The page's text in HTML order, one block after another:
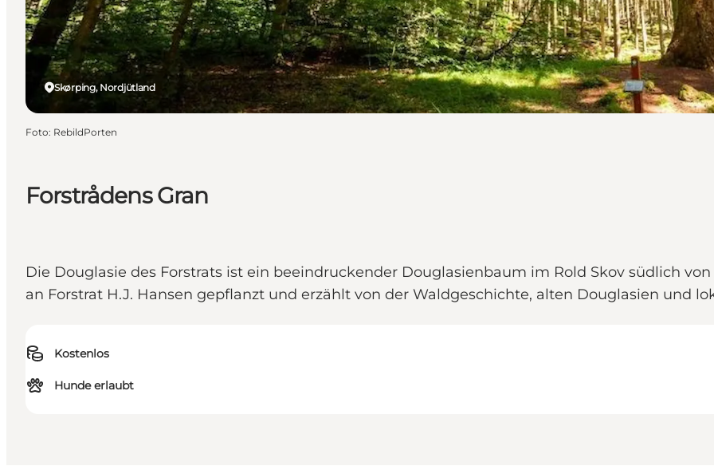
Forstrådens Gran
Die Douglasie des Forstrats ist ein beeindruckender Douglasienbaum im Rold Skov südlich
an Forstrat H.J. Hansen gepflanzt und erzählt von der Waldgeschichte, alten Douglasien und
Kostenlos
Hunde erlaubt
Skørping, Nordjütland
Foto: RebildPorten